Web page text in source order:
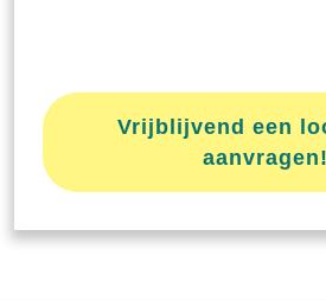
Vrijblijvend een
aanvragen!